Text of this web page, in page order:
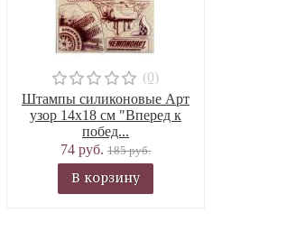
(0)
Штампы силиконовые Арт
узор 14х18 см "Вперед к
побед...
74 руб. 185 руб.
В корзину